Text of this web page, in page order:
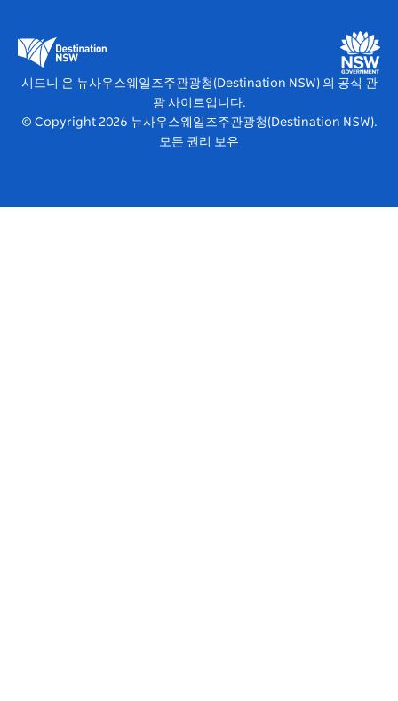
뉴사우스웨일즈주관광청(Destination NSW) 미디어 센터
비비드 시드니(Vivid Sydney)
시드니 은 뉴사우스웨일즈주관광청(Destination NSW) 의 공식 관
광 사이트입니다.
© Copyright 2026 뉴사우스웨일즈주관광청(Destination NSW).
모든 권리 보유